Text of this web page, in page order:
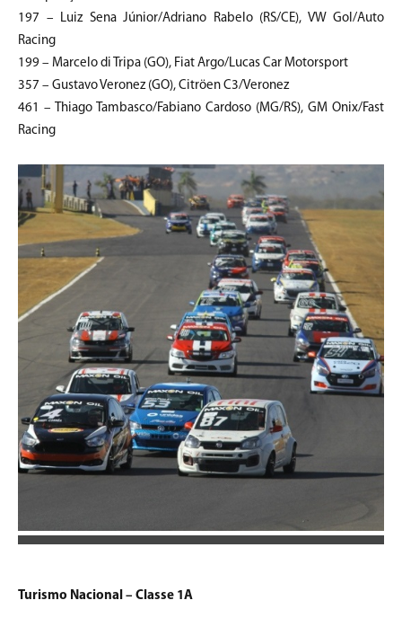
197 – Luiz Sena Júnior/Adriano Rabelo (RS/CE), VW Gol/Auto
Racing
199 – Marcelo di Tripa (GO), Fiat Argo/Lucas Car Motorsport
357 – Gustavo Veronez (GO), Citröen C3/Veronez
461 – Thiago Tambasco/Fabiano Cardoso (MG/RS), GM Onix/Fast
Racing
Turismo Nacional – Classe 1A